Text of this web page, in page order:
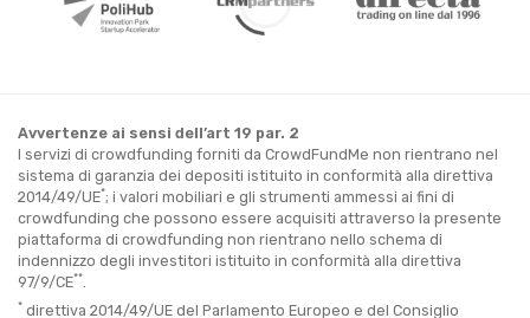
Avvertenze ai sensi dell’art 19 par. 2
I servizi di crowdfunding forniti da CrowdFundMe non rientrano nel
sistema di garanzia dei depositi istituito in conformità alla direttiva
2014/49/UE*; i valori mobiliari e gli strumenti ammessi ai fini di
crowdfunding che possono essere acquisiti attraverso la presente
piattaforma di crowdfunding non rientrano nello schema di
indennizzo degli investitori istituito in conformità alla direttiva
97/9/CE**
* direttiva 2014/49/UE del Parlamento Europeo e del Consiglio